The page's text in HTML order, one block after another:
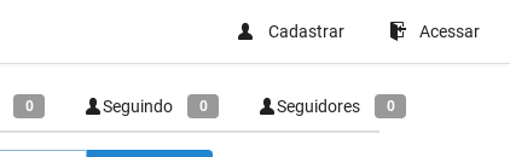
Cadastrar Acessar
0 Seguindo 0 Seguidores 0